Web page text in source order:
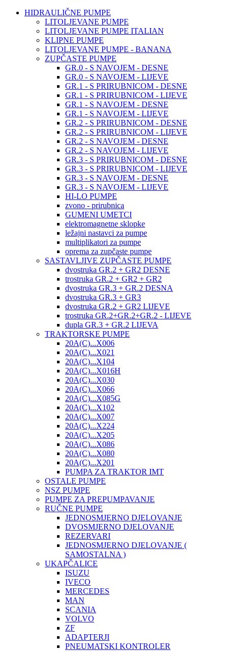
HIDRAULIČNE PUMPE
LITOLJEVANE PUMPE
LITOLJEVANE PUMPE ITALIAN
KLIPNE PUMPE
LITOLJEVANE PUMPE - BANANA
ZUPČASTE PUMPE
GR.0 - S NAVOJEM - DESNE
GR.0 - S NAVOJEM - LIJEVE
GR.1 - S PRIRUBNICOM - DESNE
GR.1 - S PRIRUBNICOM - LIJEVE
GR.1 - S NAVOJEM - DESNE
GR.1 - S NAVOJEM - LIJEVE
GR.2 - S PRIRUBNICOM - DESNE
GR.2 - S PRIRUBNICOM - LIJEVE
GR.2 - S NAVOJEM - DESNE
GR.2 - S NAVOJEM - LIJEVE
GR.3 - S PRIRUBNICOM - DESNE
GR.3 - S PRIRUBNICOM - LIJEVE
GR.3 - S NAVOJEM - DESNE
GR.3 - S NAVOJEM - LIJEVE
HI-LO PUMPE
zvono - prirubnica
GUMENI UMETCI
elektromagnetne sklopke
ležajni nastavci za pumpe
multiplikatori za pumpe
oprema za zupčaste pumpe
SASTAVLJIVE ZUPČASTE PUMPE
dvostruka GR.2 + GR2 DESNE
trostruka GR.2 + GR2 + GR2
dvostruka GR.3 + GR.2 DESNA
dvostruka GR.3 + GR3
dvostruka GR.2 + GR2 LIJEVE
trostruka GR.2+GR.2+GR.2 - LIJEVE
dupla GR.3 + GR.2 LIJEVA
TRAKTORSKE PUMPE
20A(C)...X006
20A(C)...X021
20A(C)...X104
20A(C)...X016H
20A(C)...X030
20A(C)...X066
20A(C)...X085G
20A(C)...X102
20A(C)...X007
20A(C)...X224
20A(C)...X205
20A(C)...X086
20A(C)...X080
20A(C)...X201
PUMPA ZA TRAKTOR IMT
OSTALE PUMPE
NSZ PUMPE
PUMPE ZA PREPUMPAVANJE
RUČNE PUMPE
JEDNOSMJERNO DJELOVANJE
DVOSMJERNO DJELOVANJE
REZERVARI
JEDNOSMJERNO DJELOVANJE (
SAMOSTALNA )
UKAPČALICE
ISUZU
IVECO
MERCEDES
MAN
SCANIA
VOLVO
ZF
ADAPTERJI
PNEUMATSKI KONTROLER